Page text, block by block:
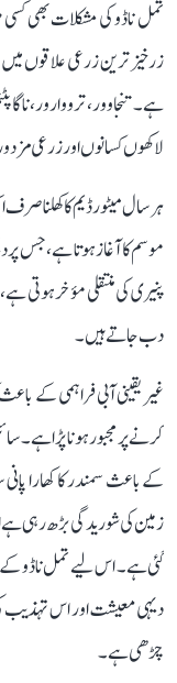
تمل ناڈو کی مشکلات بھی
زرخیز ترین زرعی علاقوں میں
ہے۔ تنجاوور، ترووارور،
لاکھوں کسانوں اور زرعی
ہر سال میٹور ڈیم کا کھلنا
موسم کا آغاز ہوتا ہے، جس پر
پنیری کی منتقلی مؤخر ہوتی
دب جاتے ہیں۔
غیر یقینی آبی فراہمی کے
کرنے پر مجبور ہونا پڑا ہے۔
کے باعث سمندر کا کھارا
زمین کی شوریدگی بڑھ رہی
گئی ہے۔ اس لیے تمل ناڈو کے
دیہی معیشت اور اس تہذیب
چڑھی ہے۔